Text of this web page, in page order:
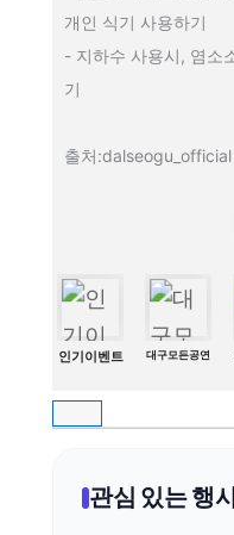
개인 식기 사용하기
- 지하수 사용시, 염소
기
출처:dalseogu_official
인기이벤트 대구모든공연
관심 있는 행